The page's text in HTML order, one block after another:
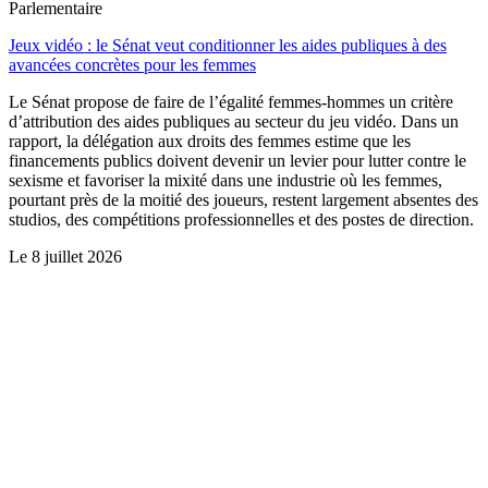
Parlementaire
Jeux vidéo : le Sénat veut conditionner les aides publiques à des
avancées concrètes pour les femmes
Le Sénat propose de faire de l’égalité femmes-hommes un critère
d’attribution des aides publiques au secteur du jeu vidéo. Dans un
rapport, la délégation aux droits des femmes estime que les
financements publics doivent devenir un levier pour lutter contre le
sexisme et favoriser la mixité dans une industrie où les femmes,
pourtant près de la moitié des joueurs, restent largement absentes des
studios, des compétitions professionnelles et des postes de direction.
Le 8 juillet 2026